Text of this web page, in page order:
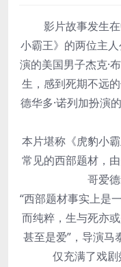
影片故事发生在
小霸王》的两位主
演的美国男子杰克·
生，感到死期不远
德华多·诺列加扮演
本片堪称《虎豹小
常见的西部题材，
哥爱
“西部题材事实上是
而纯粹，生与死亦
甚至是爱”，导演马
仅充满了戏剧